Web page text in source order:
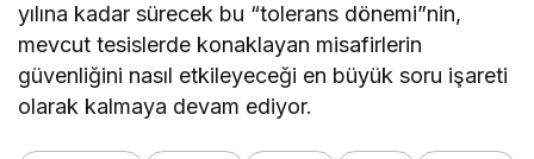
yılına kadar sürecek bu “tolerans dönemi”nin,
mevcut tesislerde konaklayan misafirlerin
güvenliğini nasıl etkileyeceği en büyük soru işareti
olarak kalmaya devam ediyor.